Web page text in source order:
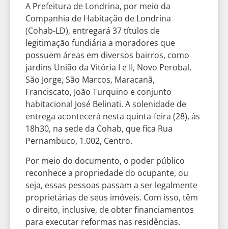
A Prefeitura de Londrina, por meio da
Companhia de Habitação de Londrina
(Cohab-LD), entregará 37 títulos de
legitimação fundiária a moradores que
possuem áreas em diversos bairros, como
jardins União da Vitória I e II, Novo Perobal,
São Jorge, São Marcos, Maracanã,
Franciscato, João Turquino e conjunto
habitacional José Belinati. A solenidade de
entrega acontecerá nesta quinta-feira (28), às
18h30, na sede da Cohab, que fica Rua
Pernambuco, 1.002, Centro.
Por meio do documento, o poder público
reconhece a propriedade do ocupante, ou
seja, essas pessoas passam a ser legalmente
proprietárias de seus imóveis. Com isso, têm
o direito, inclusive, de obter financiamentos
para executar reformas nas residências.